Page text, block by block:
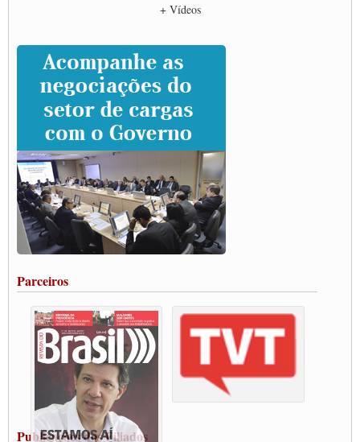
CNTTL e entidades dos caminhoneiros conversam com governo Lula sobre pautas
Caminhoneiros prometem paralisação e cobram diálogo com Lula
CNTTL e lideranças de caminhoneiros participam de debate sobre saúde nas
rodovias
Paulinho e Litti debatem política global para transporte rodoviário de cargas na
SUTCRA no Uruguai
Grande Conquista da Categoria transporte de Cargas e Caminhoneiros Autonomos
ENCONTRO INTERNACIONAL EM APOIO A CLASSE TRABALHADORA
DO BRASIL E A ELEIÇÃO 2022
Carta às Brasileiras e aos Brasileiros em Defesa do Estado Democrático de Direito
Paulinho, presidente da CNTTL, faz balanço do 3º Congresso da CNTTL
Caminhoneiros aprovam greve a partir do 1º de novembro
Rodoviários de Feira Santana fazem Assembleia para avaliar proposta de reajuste
salarial
Vacina Já: Lockdown de 24 horas dos trabalhadores em transportes está mantido,
Condutores de Guarulhos farão greve sanitária nesta terça-feira (20)
Paralisação dos Caminhoneiros na #BR285, entrocamento que liga o Mercosul ao
Rio Grande
Caminhoneiros bloqueiam duas faixas na Castello Branco e fazem protesto
Modal-Live #13 Aumento da Violência Contra Mulher e o Adoecimento da Classe
Trabalhadora em Tempos de Pandemia
MODAL-LIVE#12 POLÍTICAS PÚBLICAS DE TRANSPORTE PARA A
CLASSE TRABALHADORA E ELEIÇÕES NA PANDEMIA
+ Vídeos
Parceiros
Publicações dos Filiados